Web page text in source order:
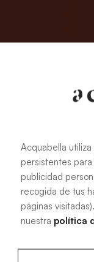
Acquabella
persistentes
publicidad
recogida de tus
páginas
nuestra política